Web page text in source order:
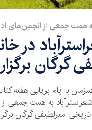
همت جمعی از انجمن‌های
در
گرگان
با ایام برپایی هفته
به همت جمعی از
امیرلطیفی گرگان